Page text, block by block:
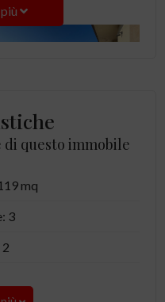
questo immobile
mq
3